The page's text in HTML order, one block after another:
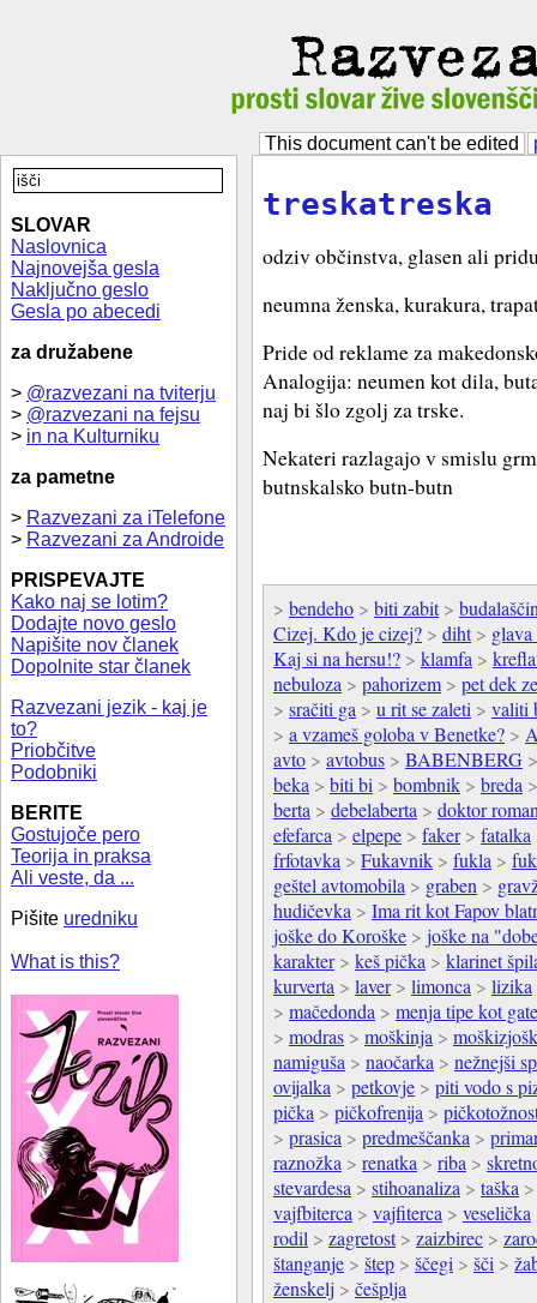
This document can't be edited
SLOVAR
Naslovnica
Najnovejša gesla
Naključno geslo
Gesla po abecedi
za družabene
> @razvezani na tviterju
> @razvezani na fejsu
> in na Kulturniku
za pametne
> Razvezani za iTelefone
> Razvezani za Androide
PRISPEVAJTE
Kako naj se lotim?
Dodajte novo geslo
Napišite nov članek
Dopolnite star članek
Razvezani jezik - kaj je
to?
Priobčitve
Podobniki
BERITE
Gostujoče pero
Teorija in praksa
Ali veste, da ...
Pišite uredniku
What is this?
treskatreska
odziv občinstva, glasen ali
neumna ženska, kurakura,
Pride od reklame za
Analogija: neumen kot dila,
naj bi šlo zgolj za trske.
Nekateri razlagajo v smislu
butnskalsko butn-butn
> bendeho > biti zabit>
Cizej. Kdo je cizej? > diht> glava
Kaj si na hersu!? > klamfa >
nebuloza > pahorizem > pet dek
> sračiti ga > u rit se zaleti > valiti
> a vzameš goloba v Benetke? >
avto > avtobus > BABENBERG
beka > biti bi > bombnik > breda
berta > debelaberta > doktor
efefarca > elpepe > faker> fatalka
frfotavka > Fukavnik > fukla >
geštel avtomobila > graben >
hudičevka > Ima rit kot Fapov
joške do Koroške > joške na
karakter> keš pička > klarinet
kurverta > laver> limonca > lizika
> mačedonda > menja tipe kot gate
> modras > moškinja >
namiguša > naočarka > nežnejši
ovijalka > petkovje > piti vodo s
pička > pičkofrenija >
> prasica > predmeščanka >
raznožka > renatka > riba >
stevardesa > stihoanaliza > taška
vajfbiterca > vajfiterca > veselička
rodil > zagretost> zaizbirec >
štanganje > štep > ščegi > šči >
ženskelj > češplja